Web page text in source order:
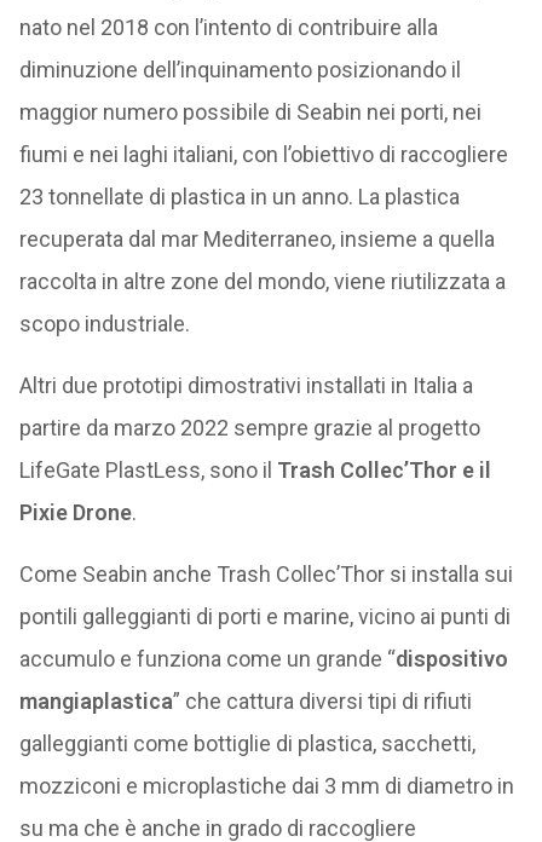
nato nel 2018 con l’intento di contribuire alla
diminuzione dell’inquinamento posizionando il
maggior numero possibile di Seabin nei porti, nei
fiumi e nei laghi italiani, con l’obiettivo di raccogliere
23 tonnellate di plastica in un anno. La plastica
recuperata dal mar Mediterraneo, insieme a quella
raccolta in altre zone del mondo, viene riutilizzata a
scopo industriale.
Altri due prototipi dimostrativi installati in Italia a
partire da marzo 2022 sempre grazie al progetto
LifeGate PlastLess, sono il Trash Collec’Thor e il
Pixie Drone.
Come Seabin anche Trash Collec’Thor si installa sui
pontili galleggianti di porti e marine, vicino ai punti di
accumulo e funziona come un grande “dispositivo
mangiaplastica” che cattura diversi tipi di rifiuti
galleggianti come bottiglie di plastica, sacchetti,
mozziconi e microplastiche dai 3 mm di diametro in
su ma che è anche in grado di raccogliere